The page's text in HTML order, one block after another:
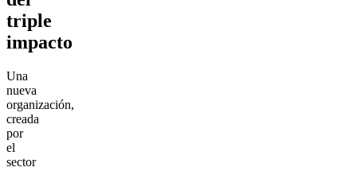
triple
impacto
Una
nueva
organización,
creada
por
el
sector